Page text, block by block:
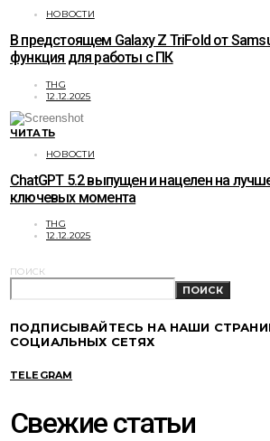
НОВОСТИ
В предстоящем Galaxy Z TriFold от
функция для работы с ПК
THG
12.12.2025
ЧИТАТЬ
НОВОСТИ
ChatGPT 5.2 выпущен и нацелен на
ключевых момента
THG
12.12.2025
ПОИСК
ПОИСК
ПОДПИСЫВАЙТЕСЬ НА НАШИ
СОЦИАЛЬНЫХ СЕТЯХ
TELEGRAM
Свежие статьи